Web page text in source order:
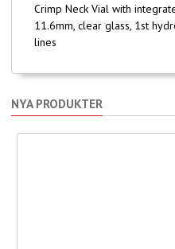
Crimp Neck Vial with
11.6mm, clear glass, 1st
lines
NYA PRODUKTER